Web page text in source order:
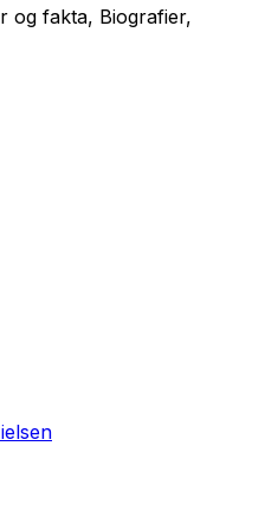
og fakta, Biografier,